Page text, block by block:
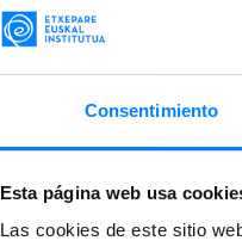
Consentimiento
Esta página web usa
Las cookies de este sitio
Promoción y
la Facultad
Ha sido
entre ambas